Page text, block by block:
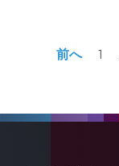
前へ 1